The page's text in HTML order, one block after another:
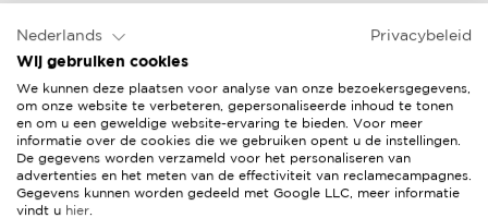
Nederlands
Privacybeleid
Wij gebruiken cookies
We kunnen deze plaatsen voor analyse van onze bezoekersgegevens,
om onze website te verbeteren, gepersonaliseerde inhoud te tonen
en om u een geweldige website-ervaring te bieden. Voor meer
informatie over de cookies die we gebruiken opent u de instellingen.
De gegevens worden verzameld voor het personaliseren van
advertenties en het meten van de effectiviteit van reclamecampagnes.
Gegevens kunnen worden gedeeld met Google LLC, meer informatie
vindt u hier